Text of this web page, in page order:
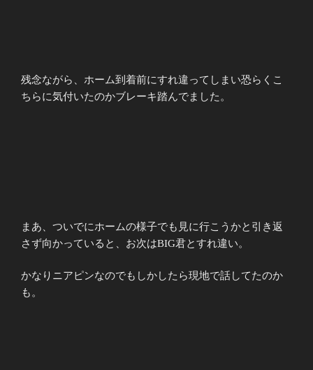
残念ながら、ホーム到着前にすれ違ってしまい恐らくこ
ちらに気付いたのかブレーキ踏んでました。
まあ、ついでにホームの様子でも見に行こうかと引き返
さず向かっていると、お次はBIG君とすれ違い。
かなりニアピンなのでもしかしたら現地で話してたのか
も。